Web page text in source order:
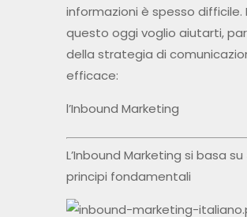
informazioni è spesso difficile.
questo oggi voglio aiutarti,
della strategia di
efficace:
l’Inbound Marketing
L’Inbound Marketing si basa su
principi fondamentali